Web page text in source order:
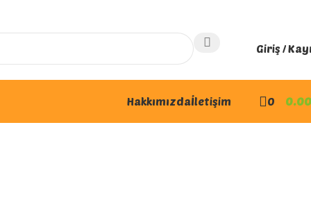
Giriş /
Hakkımızdaİletişim 0 0.00